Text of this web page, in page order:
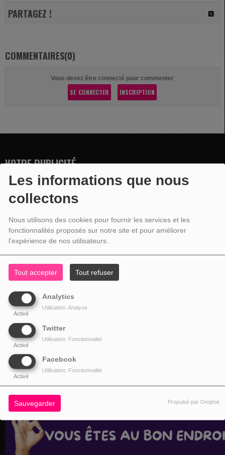
Les informations que nous
collectons
Nous utilisons des cookies pour fournir les services et les
fonctionnalités proposés sur notre site et pour améliorer
l'expérience de nos utilisateurs.
Tout accepter Tout refuser
Analytics
Activé
Utilisation: Analyse
Twitter
Activé
Utilisation: Fonctionnalité
Facebook
Activé
Utilisation: Fonctionnalité
Sauvegarder Propulsé par Orejime
PARTAGEZ !
COMMENTAIRES(0)
Vous devez être connecté pour commenter
SE CONNECTER INSCRIPTION
VOTRE PUBLICITÉ